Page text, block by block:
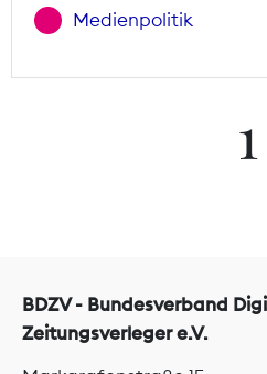
Medienpolitik
1
BDZV - Bundesverband
Zeitungsverleger e.V.